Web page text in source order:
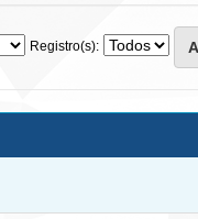
Registro(s):